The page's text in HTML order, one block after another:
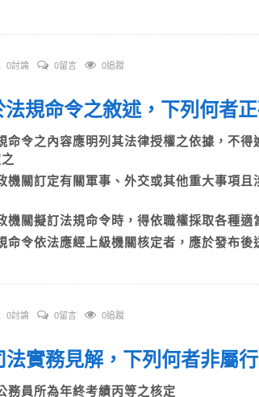
0討論 0留言 0追蹤
法規命令之敘述，下列何者
命令之內容應明列其法律授權之依據，不
之
機關訂定有關軍事、外交或其他重大事項
機關擬訂法規命令時，得依職權採取各種
命令依法應經上級機關核定者，應於發布後
0討論 0留言 0追蹤
法實務見解，下列何者非屬
務員所為年終考績丙等之核定